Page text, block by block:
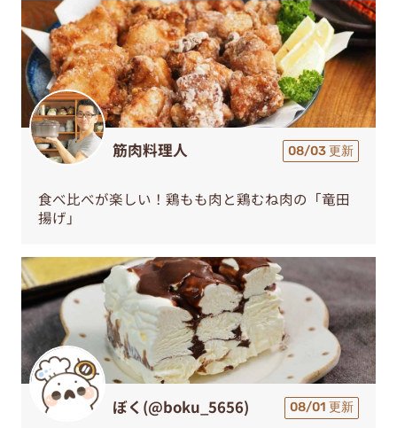
筋肉料理人 08/03 更新
食べ比べが楽しい！鶏もも肉と鶏むね肉の「竜田
揚げ」
ぼく(@boku_5656) 08/01 更新